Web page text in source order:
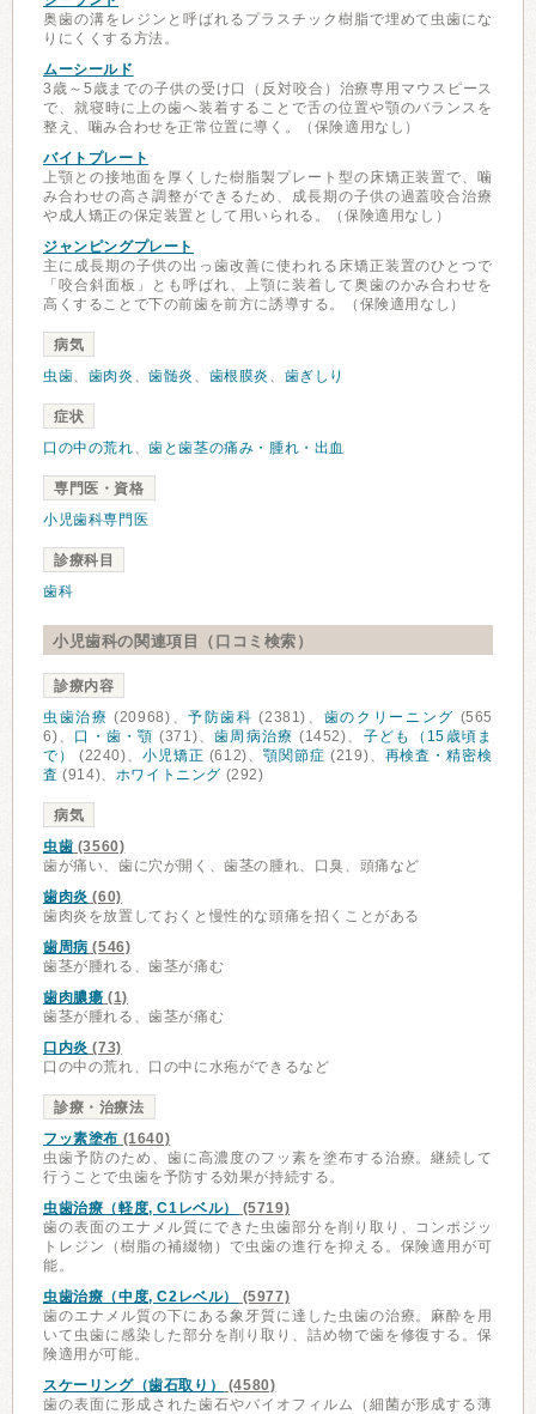
奥歯の溝をレジンと呼ばれるプラスチック樹脂で埋めて虫歯にな
りにくくする方法。
ムーシールド
3歳～5歳までの子供の受け口（反対咬合）治療専用マウスピース
で、就寝時に上の歯へ装着することで舌の位置や顎のバランスを
整え、噛み合わせを正常位置に導く。（保険適用なし）
バイトプレート
上顎との接地面を厚くした樹脂製プレート型の床矯正装置で、噛
み合わせの高さ調整ができるため、成長期の子供の過蓋咬合治療
や成人矯正の保定装置として用いられる。（保険適用なし）
ジャンピングプレート
主に成長期の子供の出っ歯改善に使われる床矯正装置のひとつで
「咬合斜面板」とも呼ばれ、上顎に装着して奥歯のかみ合わせを
高くすることで下の前歯を前方に誘導する。（保険適用なし）
病気
虫歯、 歯肉炎 、歯髄炎 、 歯根膜炎 、 歯ぎしり
症状
口の中の荒れ、歯と歯茎の痛み・腫れ・出血
専門医・資格
小児歯科専門医
診療科目
歯科
小児歯科の関連項目（口コミ検索）
診療内容
虫歯治療 (20968)、予防歯科 (2381)、 歯のクリーニング (565
6)、 口・歯・顎 (371)、歯周病治療 (1452)、 子ども（15歳頃ま
で）
(2240)、 小児矯正 (612)、顎関節症 (219)、 再検査・精密検
査 (914)、 ホワイトニング (292)
病気
虫歯 (3560)
歯が痛い、歯に穴が開く、歯茎の腫れ、口臭、頭痛など
歯肉炎 (60)
歯肉炎を放置しておくと慢性的な頭痛を招くことがある
歯周病 (546)
歯茎が腫れる、歯茎が痛む
歯肉膿瘍 (1)
歯茎が腫れる、歯茎が痛む
口内炎 (73)
口の中の荒れ、口の中に水疱ができるなど
診療・治療法
フッ素塗布 (1640)
虫歯予防のため、歯に高濃度のフッ素を塗布する治療。継続して
行うことで虫歯を予防する効果が持続する。
虫歯治療（軽度, C1レベル）
(5719)
歯の表面のエナメル質にできた虫歯部分を削り取り、コンポジッ
トレジン（樹脂の補綴物）で虫歯の進行を抑える。保険適用が可
能。
虫歯治療（中度, C2レベル）
(5977)
歯のエナメル質の下にある象牙質に達した虫歯の治療。麻酔を用
いて虫歯に感染した部分を削り取り、詰め物で歯を修復する。保
険適用が可能。
スケーリング（歯石取り）
(4580)
歯の表面に形成された歯石やバイオフィルム（細菌が形成する薄